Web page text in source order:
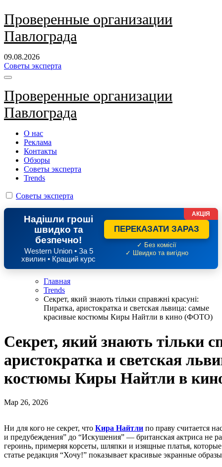
Перейти
к
содержанию
Проверенные организации
Павлограда
09.08.2026
Советы эксперта
Проверенные организации
Павлограда
О нас
Реклама
Контакты
Обзоры
Советы эксперта
Trends
Советы эксперта
Надішли гроші
швидко та
безпечно!
Western Union • За 5
хвилин • Кращий курс
ПЕРЕКАЗАТИ ЗАРАЗ
✓ Без комісії
✓ Швидко та вигідно
АКЦІЯ
Главная
Trends
Секрет, який знають тільки справжні красуні:
Пиратка, аристократка и светская львица: самые
красивые костюмы Киры Найтли в кино (ФОТО)
Секрет, який знають тільки
аристократка и светская
костюмы Киры Найтли в
Мар 26, 2026
Ни для кого не секрет, что Кира Найтли по праву считается
и предубеждения” до “Искушения” — британская актриса не
героинь, примеряя корсеты, шляпки и изящные платья,
статье редакция “Хочу!” показывает красивые экранные